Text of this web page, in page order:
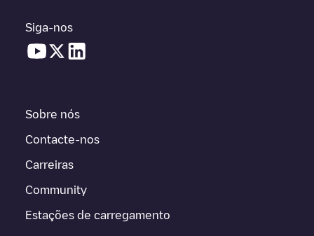
Siga-nos
Sobre nós
Contacte-nos
Carreiras
Community
Estações de carregamento